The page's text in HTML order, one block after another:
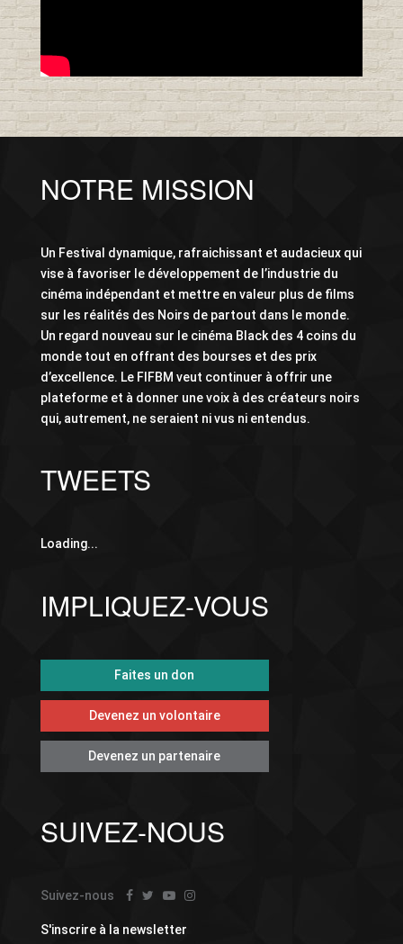
NOTRE MISSION
Un Festival dynamique, rafraichissant et audacieux qui
vise à favoriser le développement de l’industrie du
cinéma indépendant et mettre en valeur plus de films
sur les réalités des Noirs de partout dans le monde.
Un regard nouveau sur le cinéma Black des 4 coins du
monde tout en offrant des bourses et des prix
d’excellence. Le FIFBM veut continuer à offrir une
plateforme et à donner une voix à des créateurs noirs
qui, autrement, ne seraient ni vus ni entendus.
TWEETS
Loading...
IMPLIQUEZ-VOUS
Faites un don
Devenez un volontaire
Devenez un partenaire
SUIVEZ-NOUS
Suivez-nous
S'inscrire à la newsletter